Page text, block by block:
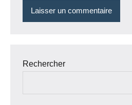
Rechercher